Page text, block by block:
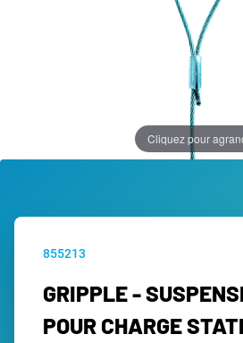
Cliquez pour
855213
GRIPPLE -
POUR CHARGE